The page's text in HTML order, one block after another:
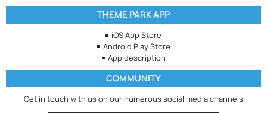
THEME PARK APP
iOS App Store
Android Play Store
App description
COMMUNITY
Get in touch with us on our numerous social media channels